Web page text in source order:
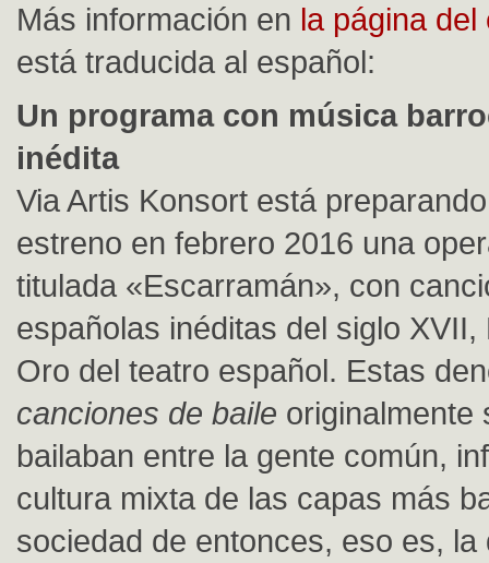
Más información en la página del
está traducida al español:
Un programa con música
inédita
Via Artis Konsort está
estreno en febrero 2016 una
titulada «Escarramán», con
españolas inéditas del siglo XVII,
Oro del teatro español. Estas
canciones de baile originalmente
bailaban entre la gente común,
cultura mixta de las capas más
sociedad de entonces, eso es, la